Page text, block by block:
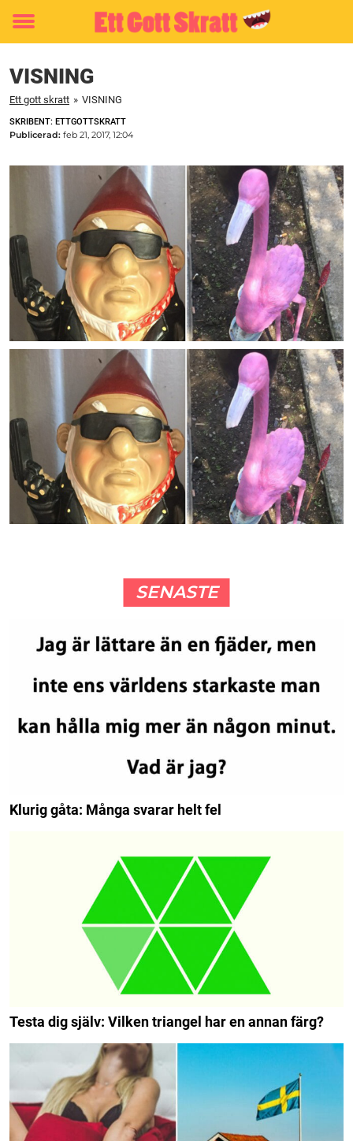
Toggle
VISNING
Ett gott skratt » VISNING
SKRIBENT: ETTGOTTSKRATT
Publicerad: feb 21, 2017, 12:04
SENASTE
Klurig gåta: Många svarar helt fel
Testa dig själv: Vilken triangel har en annan färg?